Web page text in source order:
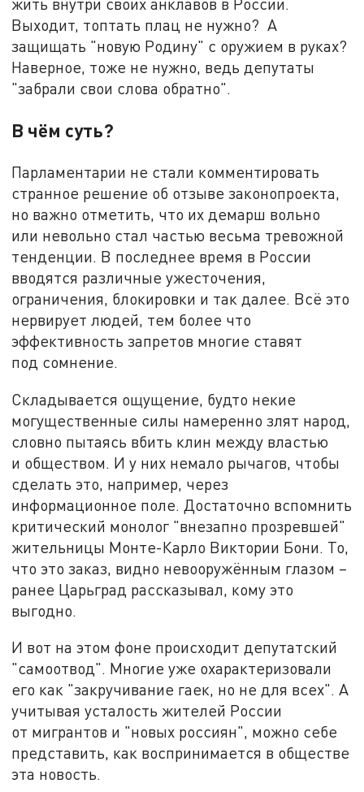
Выходит, топтать плац не нужно? А
защищать "новую Родину" с оружием в руках?
Наверное, тоже не нужно, ведь депутаты
"забрали свои слова обратно".
В чём суть?
Парламентарии не стали комментировать
странное решение об отзыве законопроекта,
но важно отметить, что их демарш вольно
или невольно стал частью весьма тревожной
тенденции. В последнее время в России
вводятся различные ужесточения,
ограничения, блокировки и так далее. Всё это
нервирует людей, тем более что
эффективность запретов многие ставят
под сомнение.
Складывается ощущение, будто некие
могущественные силы намеренно злят народ,
словно пытаясь вбить клин между властью
и обществом. И у них немало рычагов, чтобы
сделать это, например, через
информационное поле. Достаточно вспомнить
критический монолог "внезапно прозревшей"
жительницы Монте-Карло Виктории Бони. То,
что это заказ, видно невооружённым глазом –
ранее Царьград рассказывал, кому это
выгодно.
И вот на этом фоне происходит депутатский
"самоотвод". Многие уже охарактеризовали
его как "закручивание гаек, но не для всех". А
учитывая усталость жителей России
от мигрантов и "новых россиян", можно себе
представить, как воспринимается в обществе
эта новость.